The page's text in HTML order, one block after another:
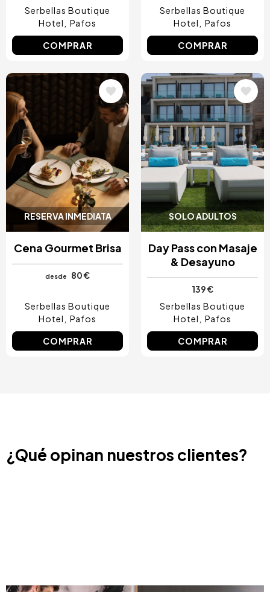
Serbellas Boutique
Hotel
Pafos
COMPRAR
Serbellas Boutique
Hotel
Pafos
COMPRAR
RESERVA INMEDIATA
Image
Cena Gourmet Brisa
desde 80 €
Serbellas Boutique
Hotel
Pafos
COMPRAR
SOLO ADULTOS
Image
Day Pass con Masaje
& Desayuno
139 €
Serbellas Boutique
Hotel
Pafos
COMPRAR
¿Qué opinan nuestros clientes?